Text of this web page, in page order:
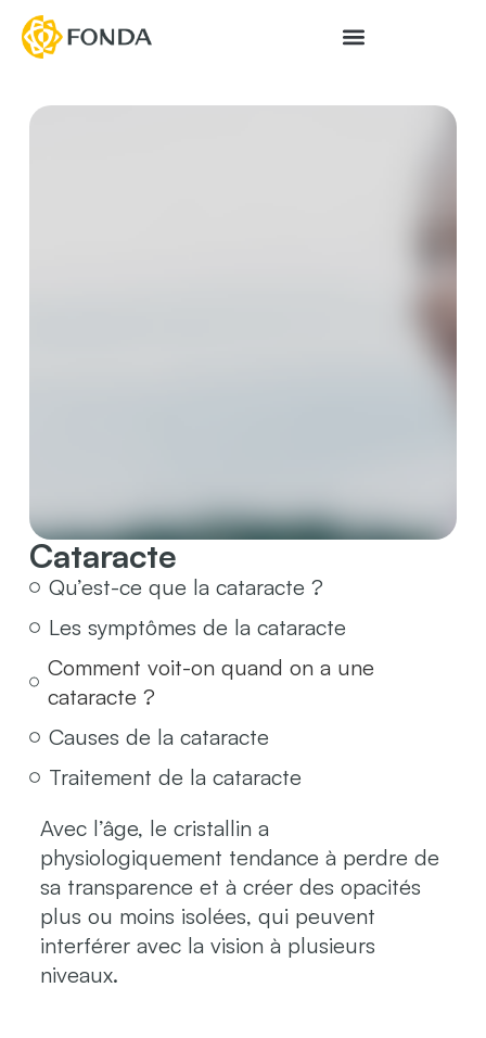
Cataracte
Qu’est-ce que la cataracte ?
Les symptômes de la cataracte
Comment voit-on quand on a une
cataracte ?
Causes de la cataracte
Traitement de la cataracte
Avec l’âge, le cristallin a
physiologiquement tendance à perdre de
sa transparence et à créer des opacités
plus ou moins isolées, qui peuvent
interférer avec la vision à plusieurs
niveaux.